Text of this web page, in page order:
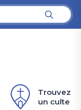
Trouvez
un culte